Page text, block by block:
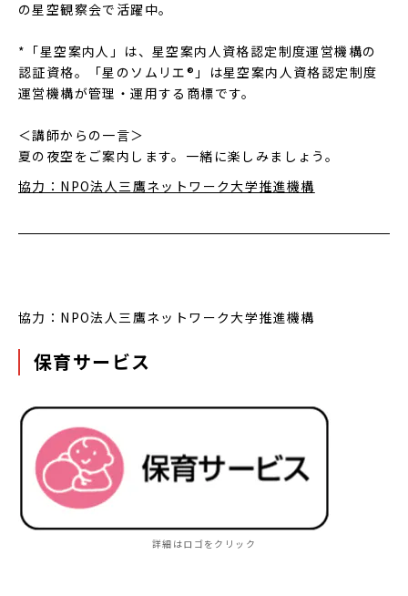
の星空観察会で活躍中。
*「星空案内人」は、星空案内人資格認定制度運営機構の
認証資格。「星のソムリエ®」は星空案内人資格認定制度
運営機構が管理・運用する商標です。
＜講師からの一言＞
夏の夜空をご案内します。一緒に楽しみましょう。
協力：NPO法人三鷹ネットワーク大学推進機構
協力：NPO法人三鷹ネットワーク大学推進機構
保育サービス
詳細はロゴをクリック